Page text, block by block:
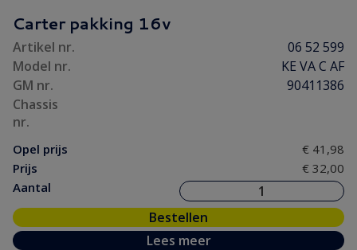
Onderhoud(9)
Ontsteking
Remmen / Wielen
Vooras / Stuurinrichting
Carter pakking 16v
Artikel nr.
06 52 599
Model nr.
KE VA C AF
GM nr.
90411386
Chassis
nr.
Opel prijs
€ 41,98
Prijs
€ 32,00
Aantal
Bestellen
Lees meer